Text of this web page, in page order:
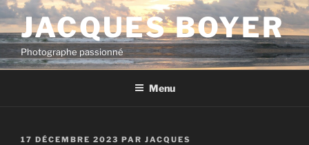
Aller
au
contenu
principal
JACQUES BOYER
Photographe passionné
Menu
PUBLIÉ
17 DÉCEMBRE 2023 PAR JACQUES